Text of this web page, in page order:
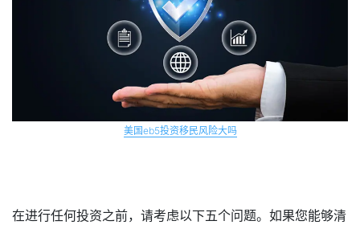
美国eb5投资移民风险大吗
在进行任何投资之前，请考虑以下五个问题。如果您能够清